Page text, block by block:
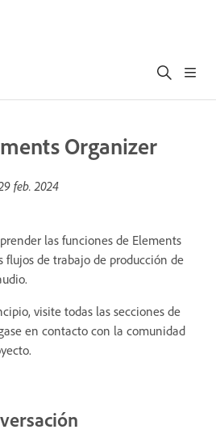
Organizer
feb. 2024
las funciones de Elements
flujos de trabajo de producción de
visite todas las secciones de
en contacto con la comunidad